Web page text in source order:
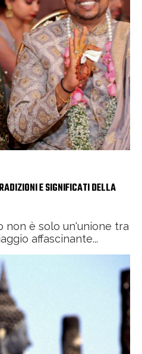
E SIGNIFICATI DELLA
non è solo un'unione tra
affascinante...